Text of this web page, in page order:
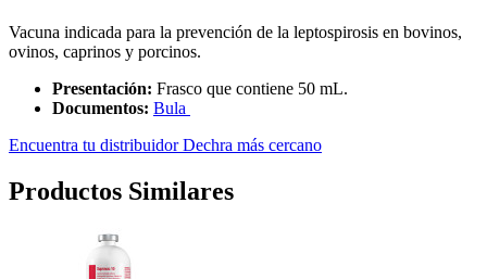
Vacuna indicada para la prevención de la leptospirosis en bovinos,
ovinos, caprinos y porcinos.
Presentación: Frasco que contiene 50 mL.
Documentos: Bula
Encuentra tu distribuidor Dechra más cercano
Productos Similares